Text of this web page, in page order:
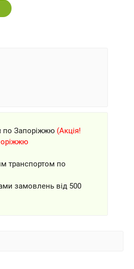
по Запоріжжю (Акція!
транспортом по
замовлень від 500